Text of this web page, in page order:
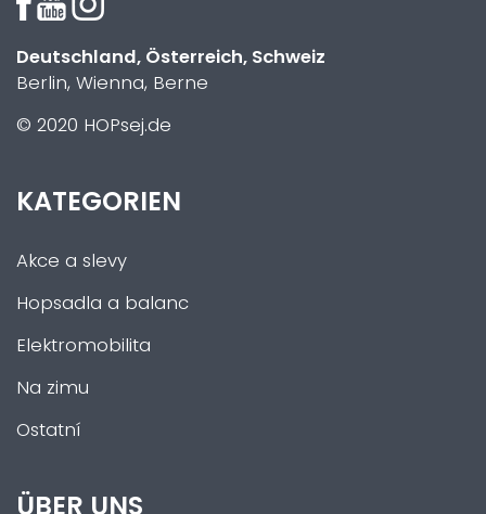
Deutschland, Österreich, Schweiz
Berlin, Wienna, Berne
© 2020 HOPsej.de
KATEGORIEN
Akce a slevy
Hopsadla a balanc
Elektromobilita
Na zimu
Ostatní
ÜBER UNS